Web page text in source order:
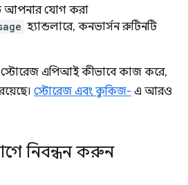
আপনার যোগ করা
হ্যান্ডলারে, কনভার্সন রুটিনটি
এপিআই কীভাবে কাজ করে,
স্টোরেজ এবং কুকিজ- এ আরও
নিবন্ধন করুন